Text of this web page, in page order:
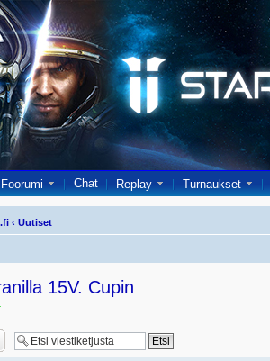
Foorumi Chat Replay Turnaukset
‹ Uutiset
15V. Cupin